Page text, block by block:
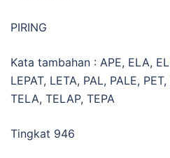
PIRING
Kata tambahan : APE, ELA,
LEPAT, LETA, PAL, PALE,
TELA, TELAP, TEPA
Tingkat 946